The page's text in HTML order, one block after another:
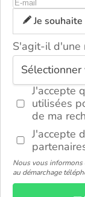
Je
S'agit-il d'une
J'accepte
utilisées
de ma
J'accepte
Nous vous
au démarchage